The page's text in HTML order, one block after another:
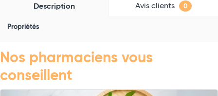
Description Avis clients 0
Propriétés
Nos pharmaciens vous
conseillent